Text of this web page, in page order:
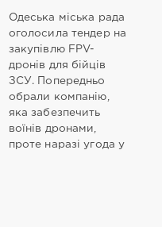
Одеська міська рада
оголосила тендер на
закупівлю FPV-
дронів для бійців
ЗСУ. Попередньо
обрали компанію,
яка забезпечить
воїнів дронами,
проте наразі угода у